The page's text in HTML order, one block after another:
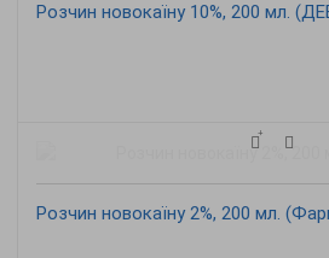
Розчин новокаїну 10%, 200 мл.
Розчин новокаїну 2%, 200 мл.